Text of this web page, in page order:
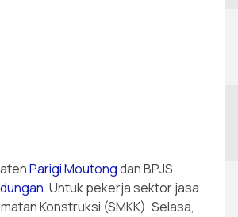
Parigi Moutongdan BPJS
. Untuk pekerja sektor jasa
Konstruksi (SMKK). Selasa,